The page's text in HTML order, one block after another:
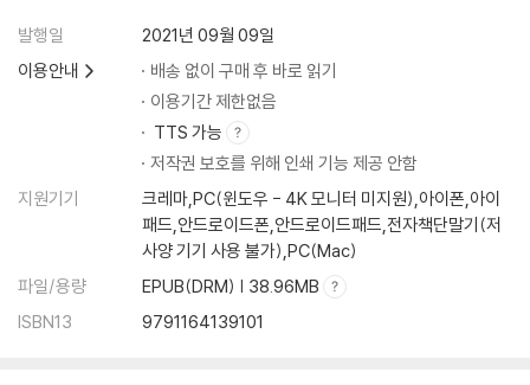
08 어제보다 딱 1그램만 더 행복하게
10만 원으로도 가능한 내 사업 | 의외의 수확, 애매한 재능으로 직무능력 U
P | 최단기간 수익에 도전한다 | 어제 보다 오늘 1그램 더 행복해지기
발행일
2021년 09월 09일
이용안내
배송 없이 구매 후 바로 읽기
이용기간 제한없음
TTS 가능
저작권 보호를 위해 인쇄 기능 제공 안함
지원기기
크레마,PC(윈도우 - 4K 모니터 미지원),아이폰,아이
패드,안드로이드폰,안드로이드패드,전자책단말기(저
사양 기기 사용 불가),PC(Mac)
파일/용량
EPUB(DRM) | 38.96MB
ISBN13
9791164139101